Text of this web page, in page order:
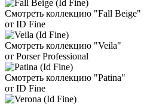
Смотреть коллекцию "Fall Beige"
от ID Fine
Смотреть коллекцию "Veila"
от Porser Professional
Смотреть коллекцию "Patina"
от ID Fine